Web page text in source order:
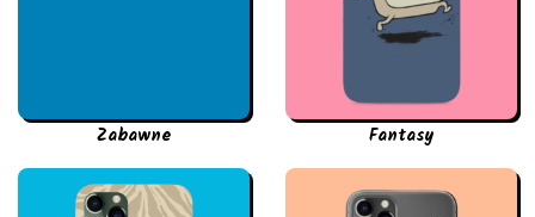
Zabawne Fantasy